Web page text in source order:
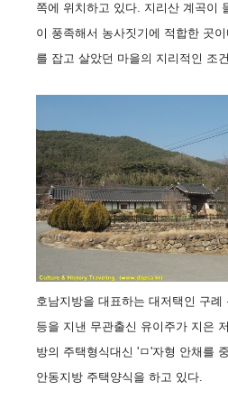
쪽에 위치하고 있다. 지리산 계곡이
이 풍족해서 농사짓기에 적합한 곳
를 잡고 살았던 마을의 지리적인 조
호남지방을 대표하는 대저택인 구
등을 지낸 무관출신 유이주가 지은
방의 주택형식대신 'ㅁ'자형 안채를
안동지방 주택양식을 하고 있다.